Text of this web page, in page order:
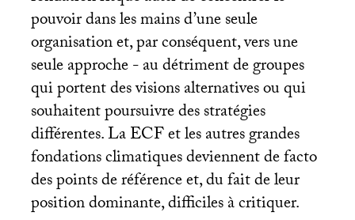
pouvoir dans les mains d’une seule
organisation et, par conséquent, vers une
seule approche - au détriment de groupes
qui portent des visions alternatives ou qui
souhaitent poursuivre des stratégies
différentes. LaECFet les autres grandes
fondations climatiques deviennent de facto
des points de référence et, du fait de leur
position dominante, difficiles à critiquer.